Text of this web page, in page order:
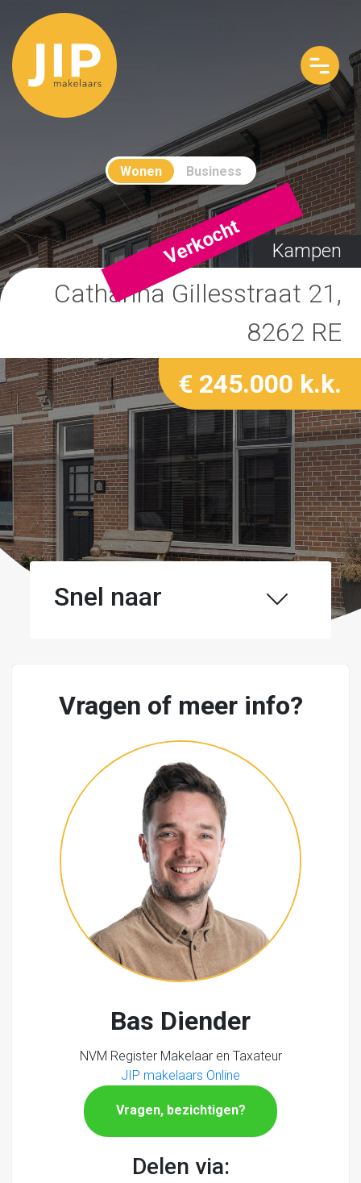
Wonen Business
Kampen
Verkocht
Catharina Gillesstraat 21,
8262 RE
€ 245.000 k.k.
Snel naar
Vragen of meer info?
Bas Diender
NVM Register Makelaar en Taxateur
JIP makelaars Online
Vragen, bezichtigen?
Delen via: